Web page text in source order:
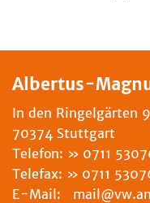
Albertus-
In den Ringelgärten
70374 Stuttgart
Telefon:
0711
Telefax:
0711
E-Mail: